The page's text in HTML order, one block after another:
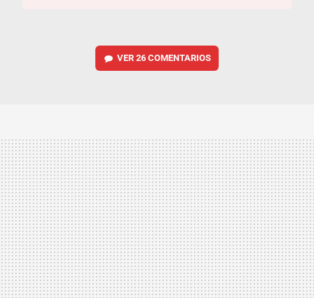
VER 26 COMENTARIOS